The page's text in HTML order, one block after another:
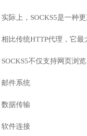
实际上，SOCKS5是一种
相比传统HTTP代理，它
SOCKS5不仅支持网页浏
邮件系统
数据传输
软件连接